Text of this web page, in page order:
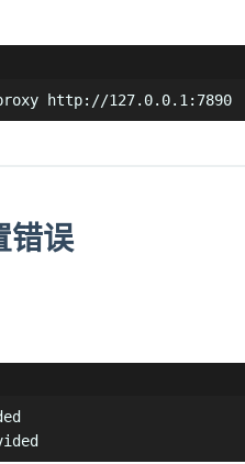
http://127.0.0.1:7890
错误